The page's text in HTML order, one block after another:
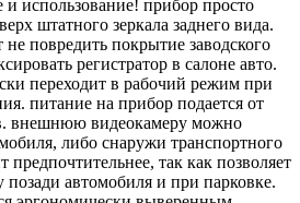
и использование! прибор просто
штатного зеркала заднего вида.
не повредить покрытие заводского
регистратор в салоне авто.
переходит в рабочий режим при
питание на прибор подается от
внешнюю видеокамеру можно
либо снаружи транспортного
предпочтительнее, так как позволяет
позади автомобиля и при парковке.